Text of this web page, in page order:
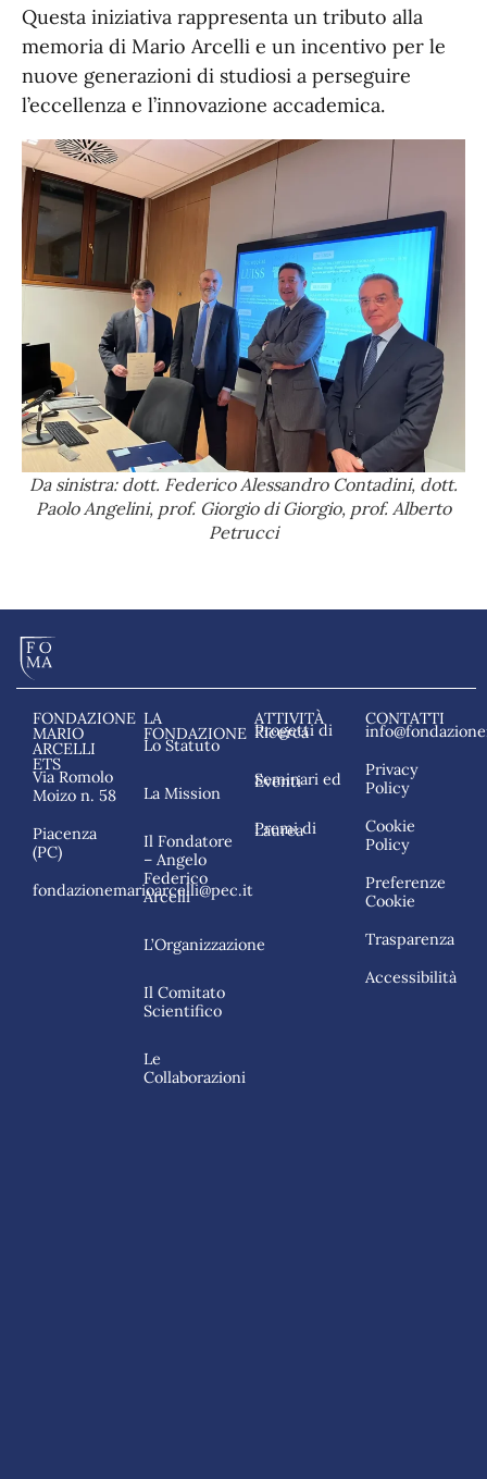
Questa iniziativa rappresenta un tributo alla
memoria di Mario Arcelli e un incentivo per le
nuove generazioni di studiosi a perseguire
l’eccellenza e l’innovazione accademica.
Da sinistra: dott. Federico Alessandro Contadini, dott.
Paolo Angelini, prof. Giorgio di Giorgio, prof. Alberto
Petrucci
FONDAZIONE
MARIO
ARCELLI
ETS
Via Romolo
Moizo n. 58
Piacenza
(PC)
fondazionemarioarcelli@pec.it
LA
FONDAZIONE
Lo Statuto
La Mission
Il Fondatore
– Angelo
Federico
Arcelli
L’Organizzazione
Il Comitato
Scientifico
Le
Collaborazioni
ATTIVITÀ
Progetti di Ricerca
Seminari ed Eventi
Premi di Laurea
CONTATTI
Privacy
Policy
Cookie
Policy
Preferenze
Cookie
Trasparenza
Accessibilità